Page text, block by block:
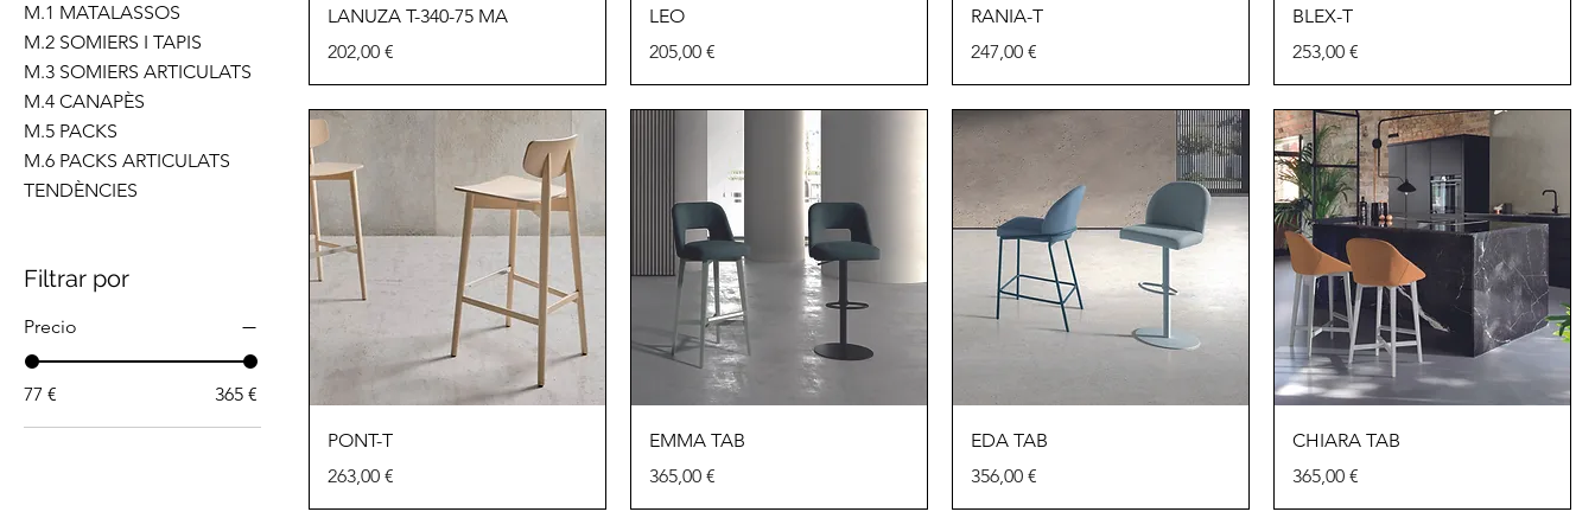
M.1 MATALASSOS
M.2 SOMIERS I TAPIS
M.3 SOMIERS ARTICULATS
M.4 CANAPÈS
M.5 PACKS
M.6 PACKS ARTICULATS
TENDÈNCIES
Filtrar por
Precio
77 € 365 €
LANUZA T-340-75 MA
Precio
202,00 €
LEO
Precio
205,00 €
RANIA-T
Precio
247,00 €
BLEX-T
Precio
253,00 €
PONT-T
Precio
263,00 €
EMMA TAB
Precio
365,00 €
EDA TAB
Precio
356,00 €
CHIARA TAB
Precio
365,00 €